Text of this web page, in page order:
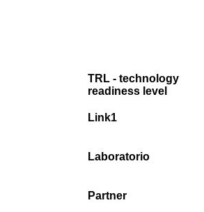
TRL - technology
readiness level
Link1
Laboratorio
Partner